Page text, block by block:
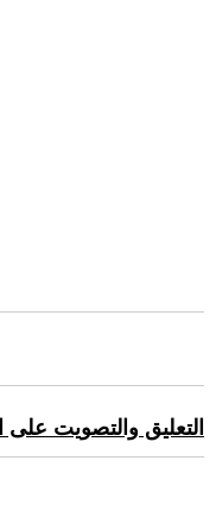
التعليق والتصويت